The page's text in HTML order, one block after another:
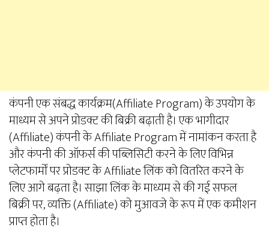
कंपनी एक संबद्ध कार्यक्रम(Affiliate Program) के उपयोग के
माध्यम से अपने प्रोडक्ट की बिक्री बढ़ाती है। एक भागीदार
(Affiliate) कंपनी के Affiliate Program में नामांकन करता है
और कंपनी की ऑफर्स की पब्लिसिटी करने के लिए विभिन्न
प्लेटफार्मों पर प्रोडक्ट के Affiliate लिंक को वितरित करने के
लिए आगे बढ़ता है। साझा लिंक के माध्यम से की गई सफल
बिक्री पर, व्यक्ति (Affiliate) को मुआवजे के रूप में एक कमीशन
प्राप्त होता है।